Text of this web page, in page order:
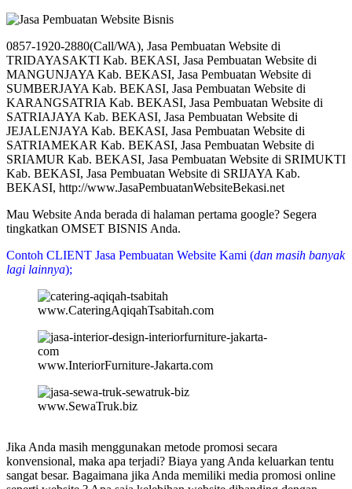
0857-1920-2880(Call/WA), Jasa Pembuatan Website di
TRIDAYASAKTI Kab. BEKASI, Jasa Pembuatan Website di
MANGUNJAYA Kab. BEKASI, Jasa Pembuatan Website di
SUMBERJAYA Kab. BEKASI, Jasa Pembuatan Website di
KARANGSATRIA Kab. BEKASI, Jasa Pembuatan Website di
SATRIAJAYA Kab. BEKASI, Jasa Pembuatan Website di
JEJALENJAYA Kab. BEKASI, Jasa Pembuatan Website di
SATRIAMEKAR Kab. BEKASI, Jasa Pembuatan Website di
SRIAMUR Kab. BEKASI, Jasa Pembuatan Website di SRIMUKTI
Kab. BEKASI, Jasa Pembuatan Website di SRIJAYA Kab.
BEKASI, http://www.JasaPembuatanWebsiteBekasi.net
Mau Website Anda berada di halaman pertama google? Segera
tingkatkan OMSET BISNIS Anda.
Contoh CLIENT Jasa Pembuatan Website Kami (dan masih banyak
lagi lainnya);
www.CateringAqiqahTsabitah.com
www.InteriorFurniture-Jakarta.com
www.SewaTruk.biz
Jika Anda masih menggunakan metode promosi secara
konvensional, maka apa terjadi? Biaya yang Anda keluarkan tentu
sangat besar. Bagaimana jika Anda memiliki media promosi online